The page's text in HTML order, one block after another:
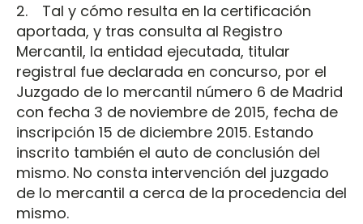
2. Tal y cómo resulta en la certificación
aportada, y tras consulta al Registro
Mercantil, la entidad ejecutada, titular
registral fue declarada en concurso, por el
Juzgado de lo mercantil número 6 de Madrid
con fecha 3 de noviembre de 2015, fecha de
inscripción 15 de diciembre 2015. Estando
inscrito también el auto de conclusión del
mismo. No consta intervención del juzgado
de lo mercantil a cerca de la procedencia del
mismo.